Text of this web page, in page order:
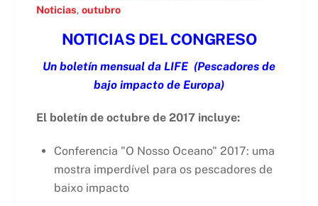
Noticias, outubro
NOTICIAS DEL CONGRESO
Un boletín mensual da LIFE (Pescadores de
bajo impacto de Europa)
El boletín de octubre de 2017 incluye:
Conferencia "O Nosso Oceano" 2017: uma
mostra imperdível para os pescadores de
baixo impacto